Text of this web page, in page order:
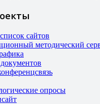
сайтов
методический
опросы